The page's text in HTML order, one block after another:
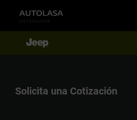
Solicita una Cotización